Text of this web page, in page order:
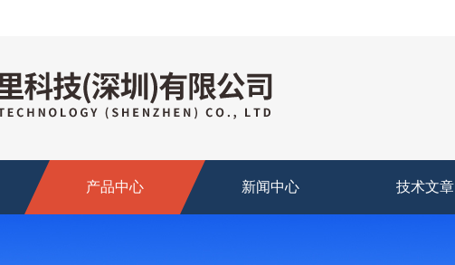
产品中心 新闻中心 技术文章